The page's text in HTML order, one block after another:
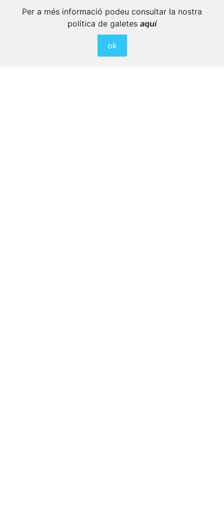
Per a més informació podeu consultar la nostra
política de galetes aquí
ok